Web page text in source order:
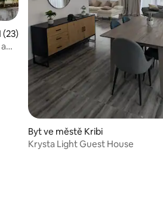
hodnocení 4,61 z 5, 23 hodnocení
(23)
Byt ve městě Kribi
Krysta Light Guest House